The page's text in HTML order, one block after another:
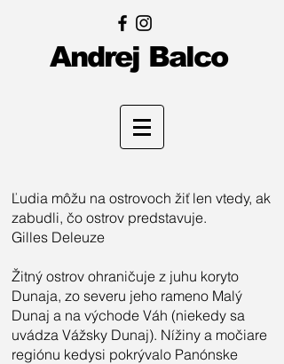
Andrej Balco
Ľudia môžu na ostrovoch žiť len vtedy, ak
zabudli, čo ostrov predstavuje.
Gilles Deleuze
Žitný ostrov ohraničuje z juhu koryto
Dunaja, zo severu jeho rameno Malý
Dunaj a na východe Váh (niekedy sa
uvádza Vážsky Dunaj). Nížiny a močiare
regiónu kedysi pokrývalo Panónske